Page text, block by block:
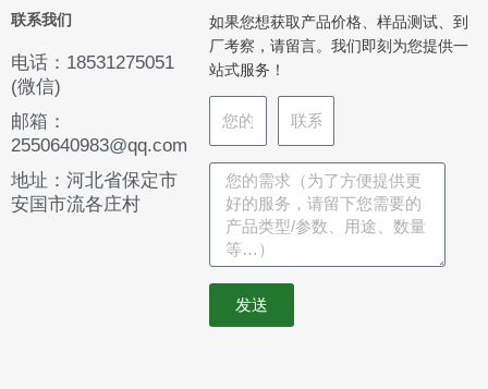
联系我们
电话：18531275051
(微信)
邮箱：
2550640983@qq.com
地址：河北省保定市
安国市流各庄村
如果您想获取产品价格、样品测试、到
厂考察，请留言。我们即刻为您提供一
站式服务！
发送